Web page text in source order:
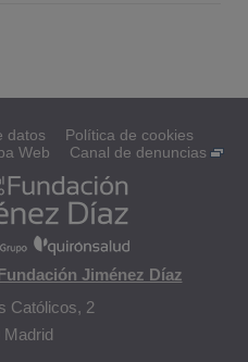
datos
Política de cookies
Web Canal de denuncias
Jiménez Díaz
Católicos, 2
Madrid